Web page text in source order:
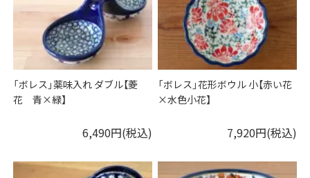
「ボレス」薬味入れ ダブル【菱
花 青×緑】
6,490円(税込)
「ボレス」花形ボウル 小【赤い花
×水色小花】
7,920円(税込)